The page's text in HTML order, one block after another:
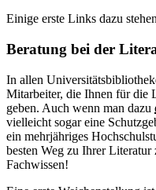
Einige erste Links dazu stehen
Beratung bei der
In allen
Mitarbeiter, die Ihnen für die
geben. Auch wenn man dazu
vielleicht sogar eine
ein mehrjähriges
besten Weg zu Ihrer Literatur
Fachwissen!